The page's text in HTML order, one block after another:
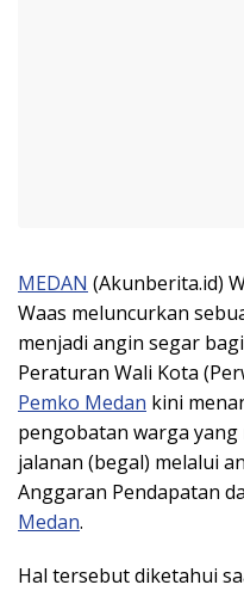
MEDAN (Akunberita.id)
Waas meluncurkan
menjadi angin segar
Peraturan Wali Kota
Pemko Medan kini
pengobatan warga
jalanan (begal) melalui
Anggaran Pendapatan
Medan.
Hal tersebut diketahui